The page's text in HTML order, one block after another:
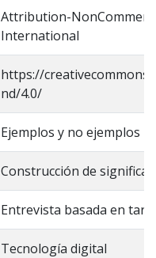
Attribution-
International
https://
nd/4.0/
Ejemplos y no ejemplos
Construcción de
Entrevista basada en
Tecnología digital